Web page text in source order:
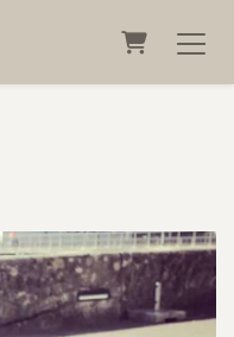
Warenkorb